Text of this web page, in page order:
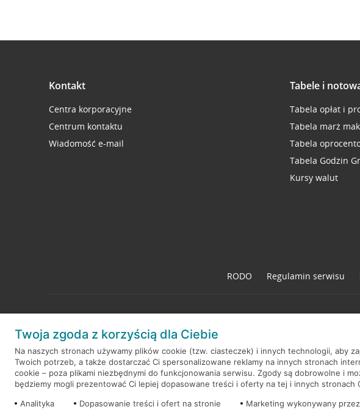
Kontakt
Centra korporacyjne
Centrum kontaktu
Wiadomość e-mail
Tabele i
Tabela opłat i
Tabela marż
Tabela
Tabela Godzin
Kursy walut
RODO Regulamin serwisu
© 2026 Credit Agricole Bank Polska S.A. Wszelkie prawa zastrzeżone
Twoja zgoda z korzyścią dla Ciebie
Na naszych stronach używamy plików cookie (tzw. ciasteczek) i innych technologii, aby
Twoich potrzeb, a także dostarczać Ci spersonalizowane reklamy na innych stronach
cookie – poza plikami niezbędnymi do funkcjonowania serwisu. Zgody są dobrowolne i
będziemy mogli prezentować Ci lepiej dopasowane treści i oferty na tej i innych stronach
Analityka
Dopasowanie treści i ofert na stronie Marketing wykonywany